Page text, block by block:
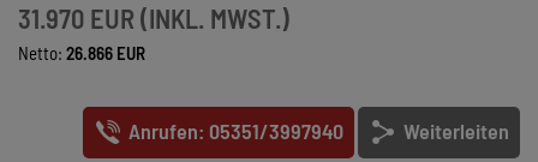
MARKENWELT
KONTAKT
31.970 EUR (INKL. MWST.)
Netto: 26.866 EUR
Anrufen: 05351/3997940 Weiterleiten